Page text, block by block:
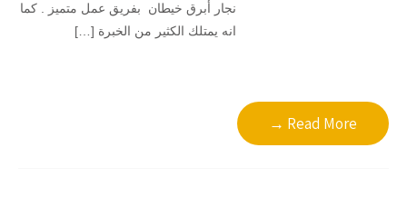
نجار أبرق خيطان بفريق عمل متميز . كما
انه يمتلك الكثير من الخبرة […]
Read More →